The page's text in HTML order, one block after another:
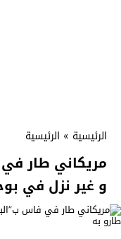
الرئيسية » الرئيسية
مريكاني طار في
و غير نزل في